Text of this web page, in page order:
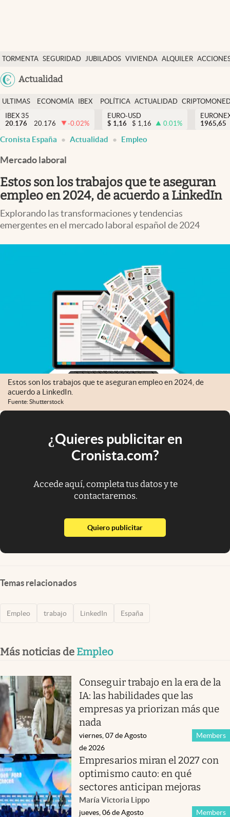
TORMENTA SEGURIDAD JUBILADOS VIVIENDA ALQUILER
USA
Actualidad
Economía y finanzas
Política
Actualidad
Criptomonedas
España
ULTIMAS
NOTICIAS
ECONOMÍA
FINANZAS
IBEX
EURO
POLÍTICA ACTUALIDAD
IBEX 35
20.176
20.176 -0.02%
EURO-USD
$ 1,16 $ 1,16 0.01%
1965,65
Cronista España Actualidad Empleo
Mercado laboral
Estos son los trabajos que te aseguran
empleo en 2024, de acuerdo a LinkedIn
Explorando las transformaciones y tendencias
emergentes en el mercado laboral español de 2024
Estos son los trabajos que te aseguran empleo en 2024, de
acuerdo a LinkedIn.
Fuente: Shutterstock
¿Quieres publicitar en
Cronista.com?
Accede aquí, completa tus datos y te
contactaremos.
Quiero publicitarabre en nueva pestaña
Temas relacionados
Empleo trabajo LinkedIn España
Más noticias de Empleo
Conseguir trabajo en la era de la
IA: las habilidades que las
empresas ya priorizan más que
nada
Members
viernes, 07 de Agosto
de 2026
Empresarios miran el 2027 con
optimismo cauto: en qué
sectores anticipan mejoras
María Victoria Lippo
Members
jueves, 06 de Agosto